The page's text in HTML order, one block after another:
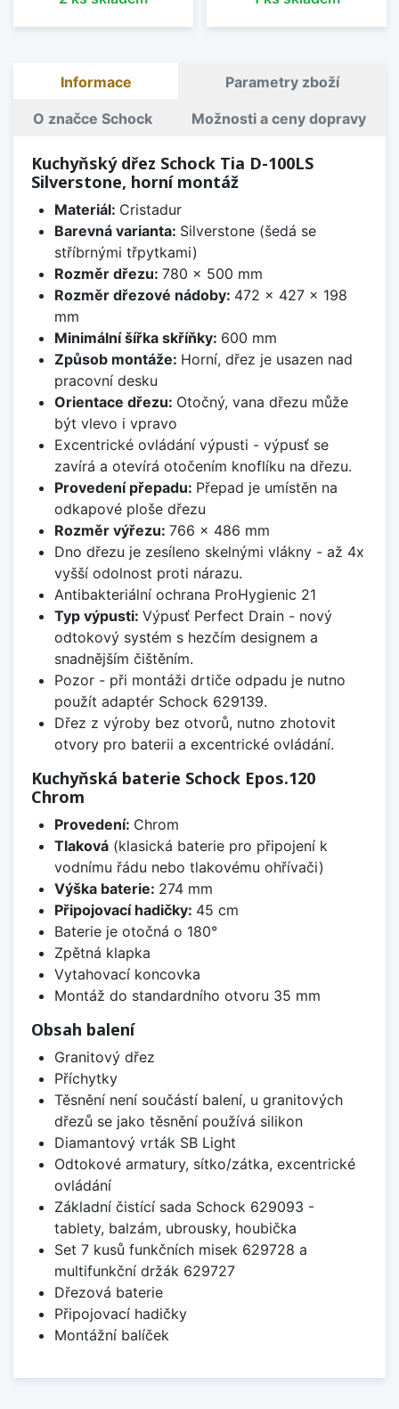
Informace Parametry zboží
O značce Schock Možnosti a ceny dopravy
Kuchyňský dřez Schock Tia D-100LS
Silverstone, horní montáž
Materiál: Cristadur
Barevná varianta: Silverstone (šedá se
stříbrnými třpytkami)
Rozměr dřezu: 780 x 500 mm
Rozměr dřezové nádoby: 472 x 427 x 198
mm
Minimální šířka skříňky: 600 mm
Způsob montáže: Horní, dřez je usazen nad
pracovní desku
Orientace dřezu: Otočný, vana dřezu může
být vlevo i vpravo
Excentrické ovládání výpusti - výpusť se
zavírá a otevírá otočením knoflíku na dřezu.
Provedení přepadu: Přepad je umístěn na
odkapové ploše dřezu
Rozměr výřezu: 766 x 486 mm
Dno dřezu je zesíleno skelnými vlákny - až 4x
vyšší odolnost proti nárazu.
Antibakteriální ochrana ProHygienic 21
Typ výpusti: Výpusť Perfect Drain - nový
odtokový systém s hezčím designem a
snadnějším čištěním.
Pozor - při montáži drtiče odpadu je nutno
použít adaptér Schock 629139.
Dřez z výroby bez otvorů, nutno zhotovit
otvory pro baterii a excentrické ovládání.
Kuchyňská baterie Schock Epos.120
Chrom
Provedení: Chrom
Tlaková(klasická baterie pro připojení k
vodnímu řádu nebo tlakovému ohřívači)
Výška baterie: 274 mm
Připojovací hadičky: 45 cm
Baterie je otočná o 180°
Zpětná klapka
Vytahovací koncovka
Montáž do standardního otvoru 35 mm
Obsah balení
Granitový dřez
Příchytky
Těsnění není součástí balení, u granitových
dřezů se jako těsnění používá silikon
Diamantový vrták SB Light
Odtokové armatury, sítko/zátka, excentrické
ovládání
Základní čistící sada Schock 629093 -
tablety, balzám, ubrousky, houbička
Set 7 kusů funkčních misek 629728 a
multifunkční držák 629727
Dřezová baterie
Připojovací hadičky
Montážní balíček